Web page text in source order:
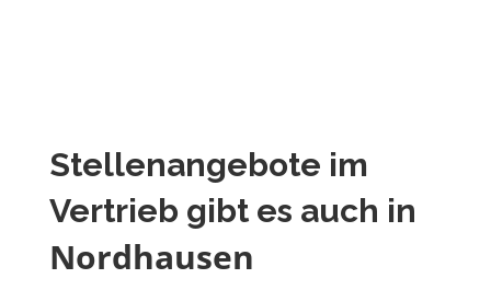
Stellenangebote im
Vertrieb gibt es auch in
Nordhausen